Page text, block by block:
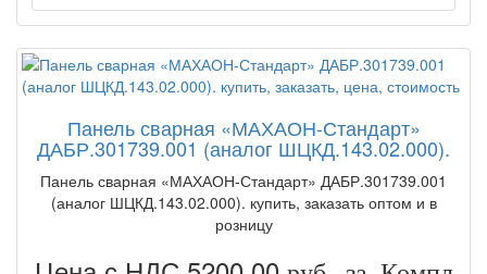
Панель сварная «МАХАОН-Стандарт»
ДАБР.301739.001 (аналог ШЦКД.143.02.000).
Панель сварная «МАХАОН-Стандарт» ДАБР.301739.001
(аналог ШЦКД.143.02.000). купить, заказать оптом и в
розницу